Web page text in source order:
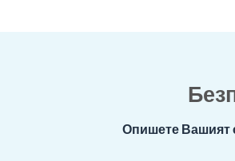
Опишете Вашият